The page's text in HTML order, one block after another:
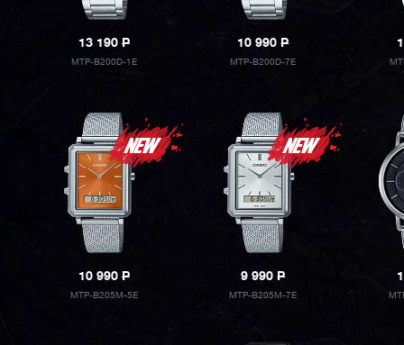
13 190P
MTP-B200D-1E
10 990P
MTP-B200D-7E
10 990P
MTP-B205M-5E
9 990P
MTP-B205M-7E